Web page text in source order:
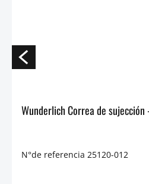
N°de referencia 25120-012